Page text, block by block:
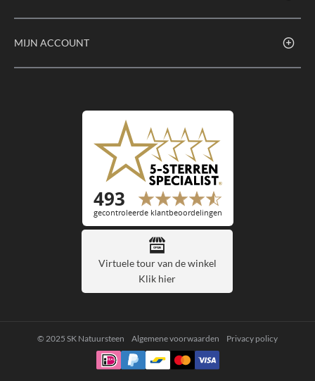
MIJN ACCOUNT
Virtuele tour van de winkel
Klik hier
© 2025 SK Natuursteen Algemene voorwaarden Privacy policy